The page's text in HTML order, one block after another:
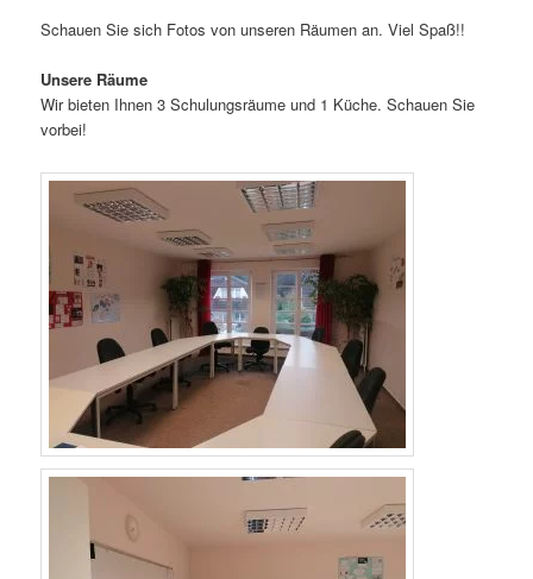
Schauen Sie sich Fotos von unseren Räumen an. Viel Spaß!!
Unsere Räume
Wir bieten Ihnen 3 Schulungsräume und 1 Küche. Schauen Sie
vorbei!